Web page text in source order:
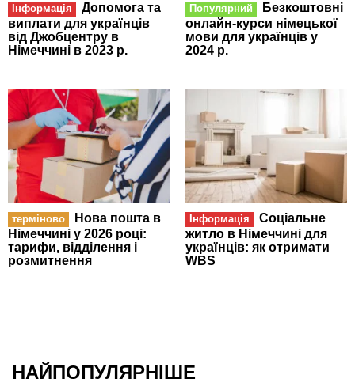
Інформація
Допомога та
виплати для українців
від Джобцентру в
Німеччині в 2023 р.
Популярний
Безкоштовні
онлайн-курси німецької
мови для українців у
2024 р.
терміново
Нова пошта в
Німеччині у 2026 році:
тарифи, відділення і
розмитнення
Інформація
Соціальне
житло в Німеччині для
українців: як отримати
WBS
НАЙПОПУЛЯРНІШЕ